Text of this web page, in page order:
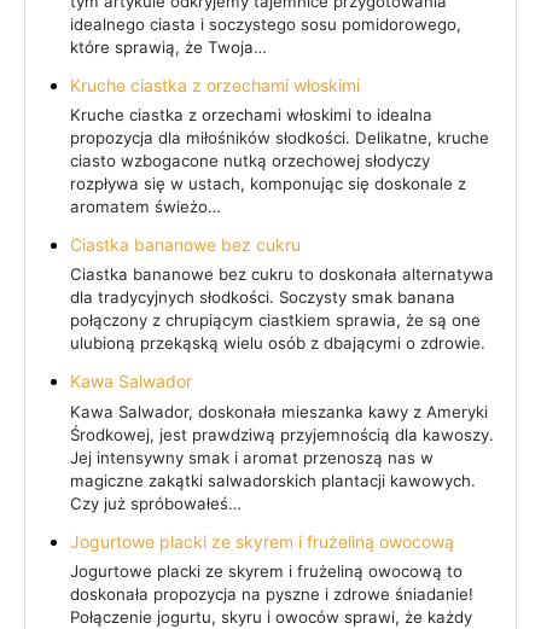
idealnego ciasta i soczystego sosu pomidorowego,
które sprawią, że Twoja…
Kruche ciastka z orzechami włoskimi
Kruche ciastka z orzechami włoskimi to idealna
propozycja dla miłośników słodkości. Delikatne, kruche
ciasto wzbogacone nutką orzechowej słodyczy
rozpływa się w ustach, komponując się doskonale z
aromatem świeżo…
Ciastka bananowe bez cukru
Ciastka bananowe bez cukru to doskonała alternatywa
dla tradycyjnych słodkości. Soczysty smak banana
połączony z chrupiącym ciastkiem sprawia, że są one
ulubioną przekąską wielu osób z dbającymi o zdrowie.
Kawa Salwador
Kawa Salwador, doskonała mieszanka kawy z Ameryki
Środkowej, jest prawdziwą przyjemnością dla kawoszy.
Jej intensywny smak i aromat przenoszą nas w
magiczne zakątki salwadorskich plantacji kawowych.
Czy już spróbowałeś…
Jogurtowe placki ze skyrem i frużeliną owocową
Jogurtowe placki ze skyrem i frużeliną owocową to
doskonała propozycja na pyszne i zdrowe śniadanie!
Połączenie jogurtu, skyru i owoców sprawi, że każdy